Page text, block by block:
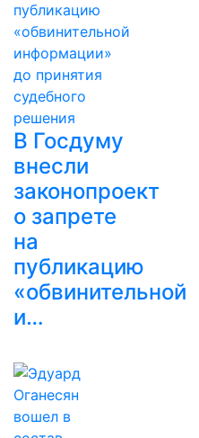
В Госдуму
внесли
законопроект
о запрете
на
публикацию
«обвинительной
и…